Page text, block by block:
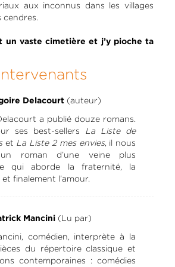
aux inconnus dans les villages
cendres.
un vaste cimetière et j’y pioche ta
Delacourt(auteur)
a publié douze romans.
ses best-sellers La Liste de
et La Liste 2 mes envies, il nous
roman d’une veine plus
qui aborde la fraternité, la
finalement l’amour.
Mancini (Lu par)
comédien, interprète à la
du répertoire classique et
contemporaines : comédies